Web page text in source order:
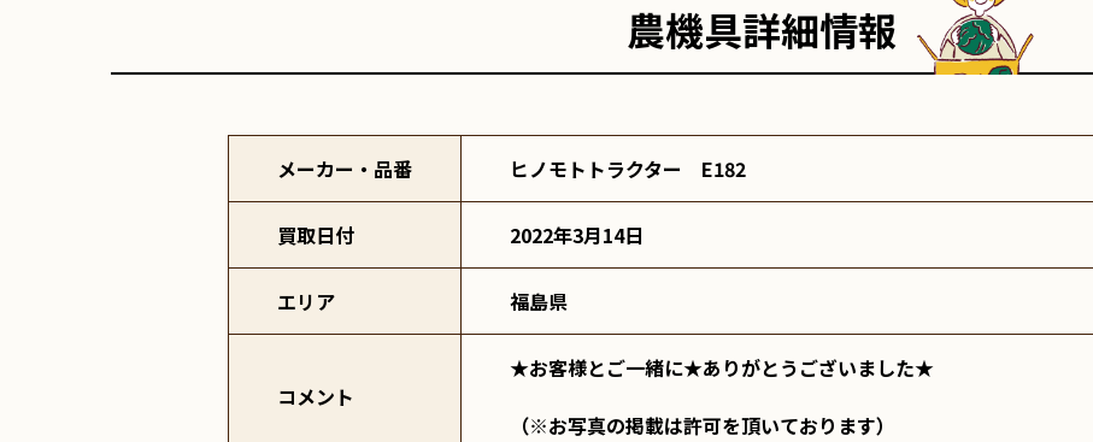
農機具詳細情報
メーカー・品番 ヒノモトトラクター E182
買取日付 2022年3月14日
エリア 福島県
コメント
★お客様とご一緒に★ありがとうございました★
（※お写真の掲載は許可を頂いております）